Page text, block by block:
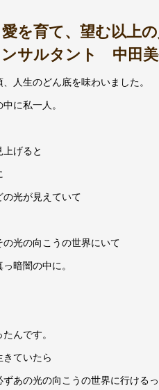
愛を育て、望む以
サルタント 中田
、人生のどん底を味わいました。
に私一人。
げると
の光が見えていて
の光の向こうの世界にいて
暗闇の中に。
んです。
きていたら
あの光の向こうの世界に行けるっ